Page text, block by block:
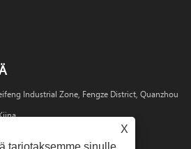
Industrial Zone, Fengze District, Quanzhou
X
tarjotaksemme sinulle